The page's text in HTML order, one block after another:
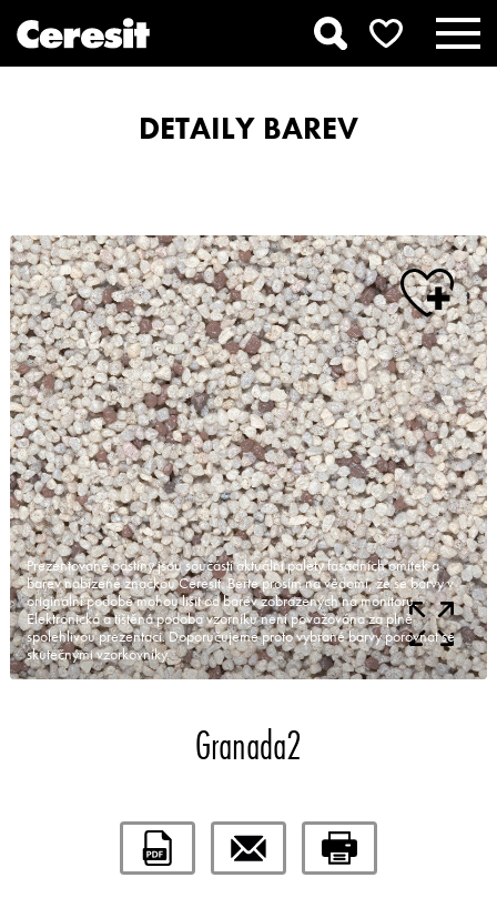
DETAILY BAREV
Prezentované odstíny jsou součástí aktuální palety fasádních omítek a
barev nabízené značkou Ceresit. Berte prosím na vědomí, že se barvy v
originální podobě mohou lišit od barev zobrazených na monitoru.
Elektronická a tištěná podoba vzorníku není považována za plně
spolehlivou prezentaci. Doporučujeme proto vybrané barvy porovnat se
skutečnými vzorkovníky.
Granada2